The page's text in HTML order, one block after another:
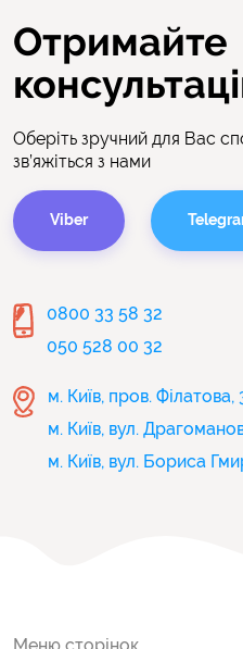
Лікування:
гострих захворювань
гострих захворювань
функціональних
дитячих інфекційних
залізодефіцитних або
Отримайте
Оберіть зручний для Вас
зв’яжіться з нами
Viber
0800 33 58 32
050 528 00 32
м. Київ, пров. Філатова,
м. Київ, вул.
м. Київ, вул. Бориса